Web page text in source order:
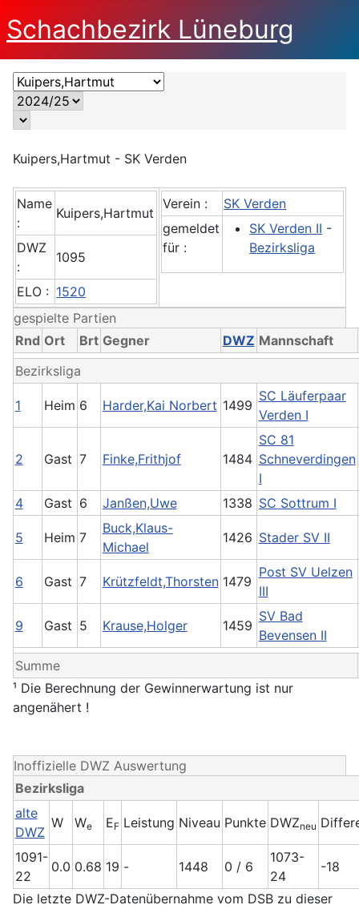
Schachbezirk Lüneburg
Kuipers,Hartmut - SK Verden
Name
:
Kuipers,Hartmut
DWZ
:
1095
ELO : 1520
Verein :
SK Verden
gemeldet
für :
SK Verden II -
Bezirksliga
gespielte Partien
Rnd Ort Brt Gegner DWZ Mannschaft
Bezirksliga
1 Heim 6 Harder,Kai Norbert 1499
SC Läuferpaar
Verden I
2 Gast 7 Finke,Frithjof 1484
SC 81
Schneverdingen
I
4
Gast 6 Janßen,Uwe 1338 SC Sottrum I
5 Heim 7
Buck,Klaus-
Michael
1426 Stader SV II
6 Gast 7 Krützfeldt,Thorsten 1479
Post SV Uelzen
III
9 Gast 5 Krause,Holger 1459
SV Bad
Bevensen II
Summe
¹ Die Berechnung der Gewinnerwartung ist nur
angenähert !
Inoffizielle DWZ Auswertung
Bezirksliga
alte
DWZ
W We EF Leistung Niveau Punkte DWZneu
1091-
22
0.0 0.68 19 - 1448 0 / 6
1073-
24
-18
Die letzte DWZ-Datenübernahme vom DSB zu dieser